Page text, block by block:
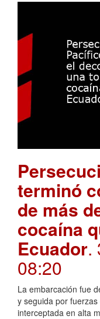
terminó
de más
cocaína
Ecuador.
08:20
La embarcación fue
y seguida por
interceptada en alta